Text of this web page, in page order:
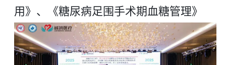
用》、《糖尿病足围手术期血糖管理》